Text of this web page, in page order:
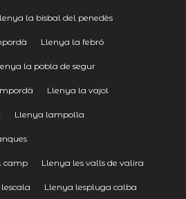
la bisbal del penedès
Llenya la febró
la pobla de segur
Llenya la vajol
Llenya lampolla
camp Llenya les valls de valira
Llenya lespluga calba